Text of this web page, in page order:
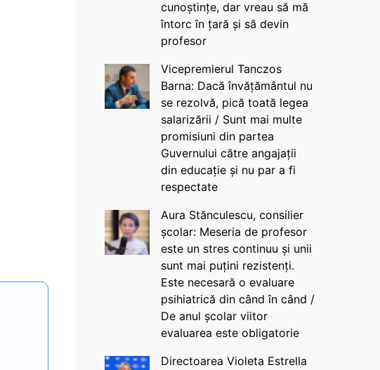
cunoștințe, dar vreau să mă
întorc în țară și să devin
profesor
Vicepremierul Tanczos
Barna: Dacă învățământul nu
se rezolvă, pică toată legea
salarizării / Sunt mai multe
promisiuni din partea
Guvernului către angajații
din educație și nu par a fi
respectate
Aura Stănculescu, consilier
școlar: Meseria de profesor
este un stres continuu și unii
sunt mai puțini rezistenți.
Este necesară o evaluare
psihiatrică din când în când /
De anul școlar viitor
evaluarea este obligatorie
Directoarea Violeta Estrella